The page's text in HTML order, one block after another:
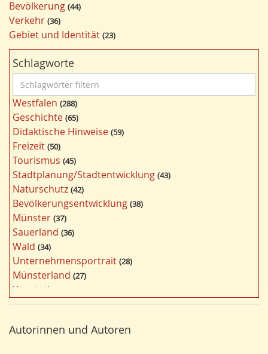
Bevölkerung 44
Verkehr 36
Gebiet und Identität 23
Schlagworte
c
h
l
a
g
w
ö
r
t
e
r
f
i
l
t
r
n
Westfalen 288
Geschichte 65
Didaktische Hinweise 59
Freizeit 50
Tourismus 45
Stadtplanung/Stadtentwicklung 43
Naturschutz 42
Bevölkerungsentwicklung 38
Münster 37
Sauerland 36
Wald 34
Unternehmensportrait 28
Münsterland 27
Vegetation
Nordrhein-Westfalen 25
Bildung 24
Autorinnen und Autoren